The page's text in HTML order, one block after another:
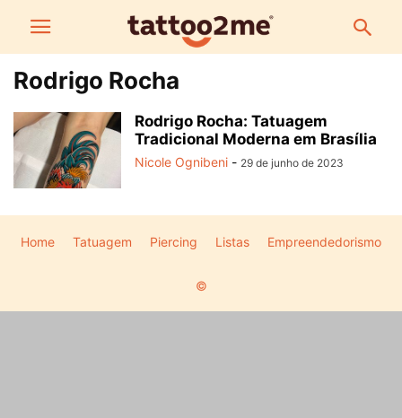
Rodrigo Rocha
Rodrigo Rocha: Tatuagem
Tradicional Moderna em Brasília
Nicole Ognibeni - 29 de junho de 2023
Home Tatuagem Piercing Listas Empreendedorismo
©